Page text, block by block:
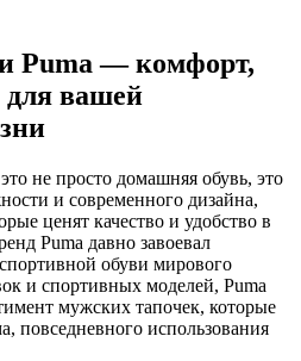
Puma — комфорт,
для вашей
не просто домашняя обувь, это
и современного дизайна,
ценят качество и удобство в
Puma давно завоевал
обуви мирового
и спортивных моделей, Puma
мужских тапочек, которые
повседневного использования